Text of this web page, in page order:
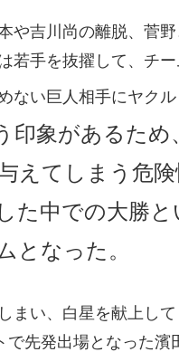
や吉川尚の離脱、菅
若手を抜擢して、チ
い巨人相手にヤクル
印象があるた
えてしまう危
た中での大勝
となった。
まい、白星を献上し
先発出場となった濱